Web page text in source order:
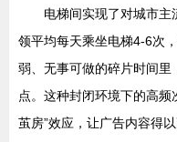
电梯间实现了对城市主
领平均每天乘坐电梯4-6次
弱、无事可做的碎片时间里
点。这种封闭环境下的高频
茧房”效应，让广告内容得